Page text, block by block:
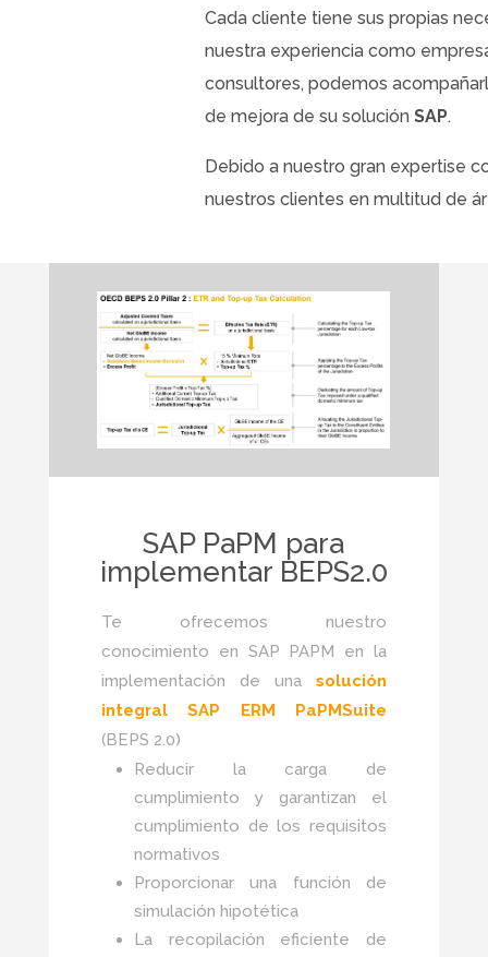
Cada cliente tiene sus propias
nuestra experiencia como
consultores, podemos
de mejora de su solución SAP.
Debido a nuestro gran expertise
nuestros clientes en multitud de
SAP PaPM para
implementar BEPS2.0
Te ofrecemos nuestro
conocimiento en SAP PAPM en la
implementación de unasolución
integral SAP ERM PaPMSuite
(BEPS 2.0)
Reducir la carga de
cumplimiento y garantizan el
cumplimiento de los requisitos
normativos
Proporcionar una función de
simulación hipotética
La recopilación eficiente de